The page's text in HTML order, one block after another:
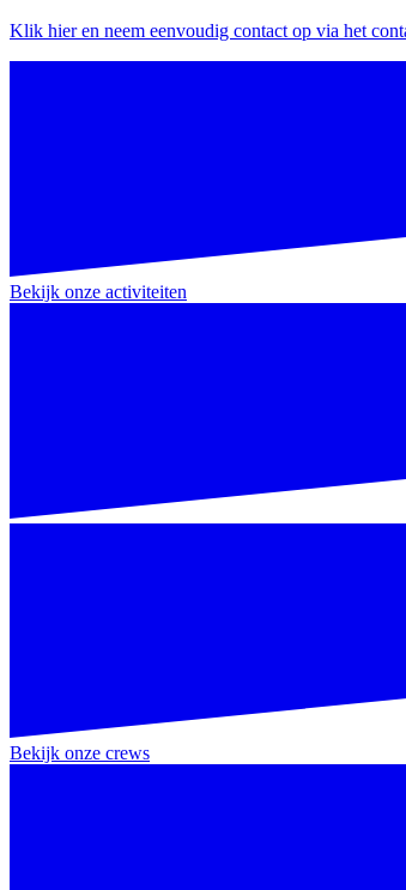
Klik hier en neem eenvoudig contact op via het
Bekijk onze activiteiten
Bekijk onze crews